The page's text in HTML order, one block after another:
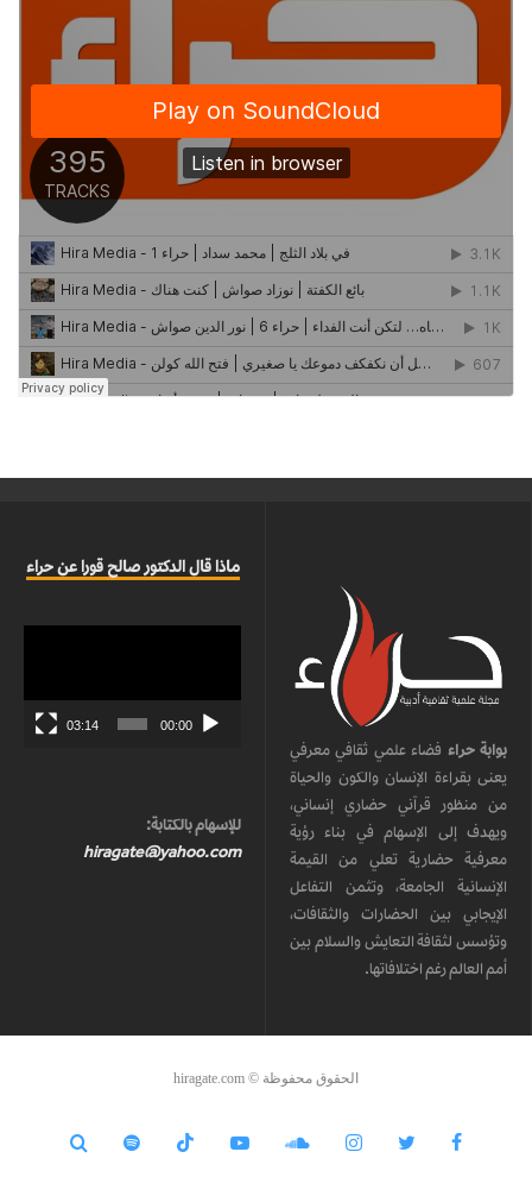
بوابة حراء فضاء علمي ثقافي معرفي
يعنى بقراءة الإنسان والكون والحياة
من منظور قرآني حضاري إنساني،
ويهدف إلى الإسهام في بناء رؤية
معرفية حضارية تعلي من القيمة
الإنسانية الجامعة، وتثمن التفاعل
الإيجابي بين الحضارات والثقافات،
وتؤسس لثقافة التعايش والسلام بين
أمم العالم رغم اختلافاتها.
ماذا قال الدكتور صالح قورا عن حراء
00:00
03:14
للإسهام بالكتابة:
hiragate@yahoo.com
الحقوق محفوظة © hiragate.com